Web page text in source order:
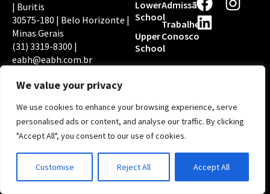
We value your privacy
We use cookies to enhance your browsing experience, serve
personalised ads or content, and analyse our traffic. By clicking
"Accept All", you consent to our use of cookies.
Customise Reject All Accept All
| Buritis
30575-180 | Belo Horizonte |
Minas Gerais
(31) 3319-8300 |
eabh@eabh.com.br
Lower
School
Upper
School
Admissão
Trabalhe
Conosco
a
c
b
k
a
a
m
i
n
e
n
PRIVACIDADE EABH
Copyright © 2026
Escola Americana de
Belo Horizonte | Por